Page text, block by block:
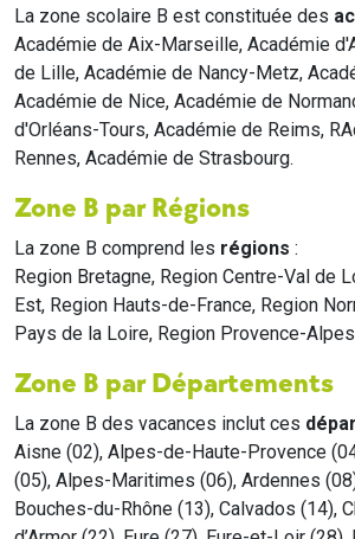
La zone scolaire B est constituée des
Académie de Aix-Marseille, Académie
de Lille, Académie de Nancy-Metz,
Académie de Nice, Académie de
d'Orléans-Tours, Académie de Reims,
Rennes, Académie de Strasbourg.
Zone B par Régions
La zone B comprend les régions :
Region Bretagne, Region Centre-Val de
Est, Region Hauts-de-France, Region
Pays de la Loire, Region Provence-
Zone B par Départements
La zone B des vacances inclut ces
Aisne (02), Alpes-de-Haute-Provence
(05), Alpes-Maritimes (06), Ardennes
Bouches-du-Rhône (13), Calvados (14),